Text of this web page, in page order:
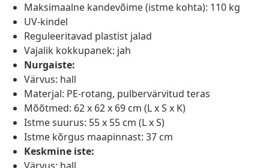
Maksimaalne kandevõime (istme kohta): 110 kg
UV-kindel
Reguleeritavad plastist jalad
Vajalik kokkupanek: jah
Nurgaiste:
Värvus: hall
Materjal: PE-rotang, pulbervärvitud teras
Mõõtmed: 62 x 62 x 69 cm (L x S x K)
Istme suurus: 55 x 55 cm (L x S)
Istme kõrgus maapinnast: 37 cm
Keskmine iste: